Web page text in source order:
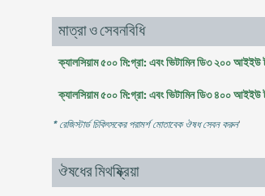
মাত্রা ও সেবনবিধি
ক্যালসিয়াম ৫০০ মি:গ্রা: এবং ভিটামিন ডি৩ ২০০ আইইউ
ক্যালসিয়াম ৫০০ মি:গ্রা: এবং ভিটামিন ডি৩ ৪০০ আইইউ
* রেজিস্টার্ড চিকিৎসকের পরামর্শ মোতাবেক ঔষধ সেবন করুন'
ঔষধের মিথষ্ক্রিয়া